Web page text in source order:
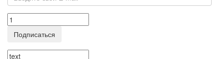
Подписаться